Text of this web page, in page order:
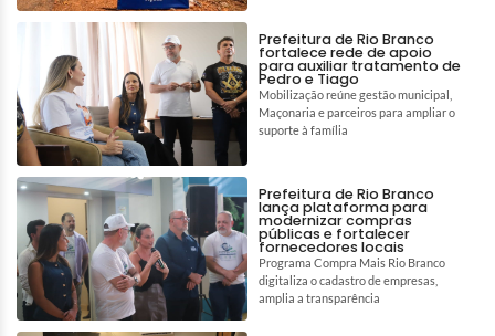
Prefeitura de Rio Branco
fortalece rede de apoio
para auxiliar tratamento de
Pedro e Tiago
Mobilização reúne gestão municipal,
Maçonaria e parceiros para ampliar o
suporte à família
Prefeitura de Rio Branco
lança plataforma para
modernizar compras
públicas e fortalecer
fornecedores locais
Programa Compra Mais Rio Branco
digitaliza o cadastro de empresas,
amplia a transparência